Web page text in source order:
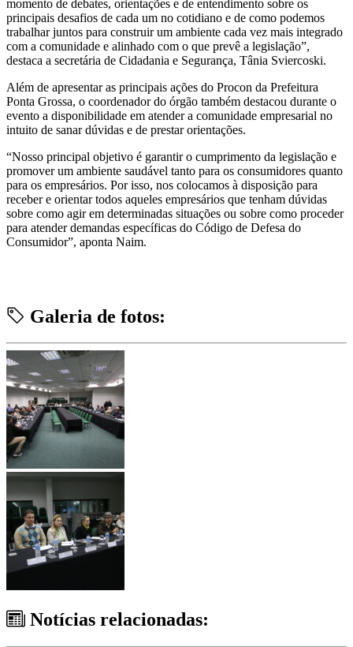
momento de debates, orientações e de entendimento sobre os
principais desafios de cada um no cotidiano e de como podemos
trabalhar juntos para construir um ambiente cada vez mais integrado
com a comunidade e alinhado com o que prevê a legislação”,
destaca a secretária de Cidadania e Segurança, Tânia Sviercoski.
Além de apresentar as principais ações do Procon da Prefeitura
Ponta Grossa, o coordenador do órgão também destacou durante o
evento a disponibilidade em atender a comunidade empresarial no
intuito de sanar dúvidas e de prestar orientações.
“Nosso principal objetivo é garantir o cumprimento da legislação e
promover um ambiente saudável tanto para os consumidores quanto
para os empresários. Por isso, nos colocamos à disposição para
receber e orientar todos aqueles empresários que tenham dúvidas
sobre como agir em determinadas situações ou sobre como proceder
para atender demandas específicas do Código de Defesa do
Consumidor”, aponta Naim.
Galeria de fotos:
Notícias relacionadas: